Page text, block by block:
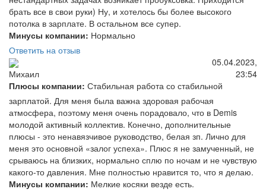
брать все в свои руки) Ну, и хотелось бы более высокого
потолка в зарплате. В остальном все супер.
Минусы компании: Нормально
Ответить на отзыв
Михаил
05.04.2023,
23:54
Плюсы компании: Стабильная работа со стабильной
зарплатой. Для меня была важна здоровая рабочая
атмосфера, поэтому меня очень порадовало, что в Demis
молодой активный коллектив. Конечно, дополнительные
плюсы - это ненавязчивое руководство, белая зп. Лично для
меня это основной «залог успеха». Плюс я не замученный, не
срываюсь на близких, нормально сплю по ночам и не чувствую
какого-то давления. Мне полностью нравится то, что я делаю.
Минусы компании: Мелкие косяки везде есть.